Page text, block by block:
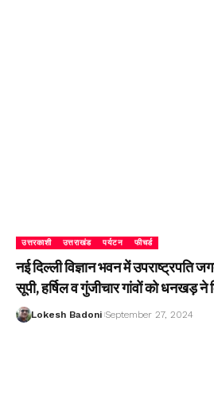
उत्तरकाशी उत्तराखंड पर्यटन फीचर्ड
नई दिल्ली विज्ञान भवन में उपराष्ट्रपति
सूपी, हर्षिल व गुंजीचार गांवों को धनखड़
Lokesh Badoni September 27, 2024